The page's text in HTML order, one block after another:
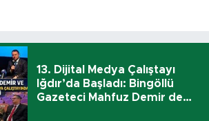
13. Dijital Medya Çalıştayı
Iğdır’da Başladı: Bingöllü
Gazeteci Mahfuz Demir de